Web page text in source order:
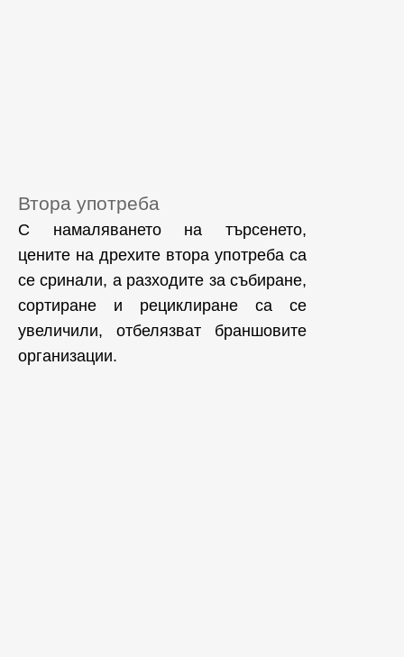
Втора употреба
С намаляването на търсенето,
цените на дрехите втора употреба са
се сринали, а разходите за събиране,
сортиране и рециклиране са се
увеличили, отбелязват браншовите
организации.